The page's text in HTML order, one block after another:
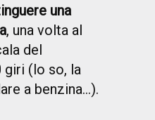
una
, una volta al
del
giri (lo so, la
a benzina…).